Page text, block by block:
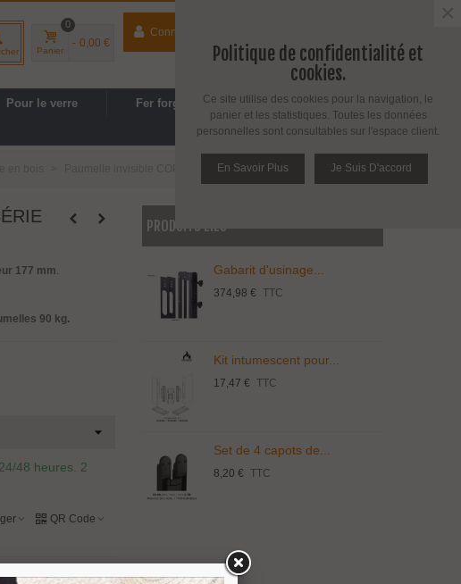
Panier
0
- 0,00 €
Connecter
Espace PRO / Avantages PRO
Pour le verre Fer forgé
Cuisine, SDB
Paumelle invisible COPLAN 3D série 175
177 mm.
90 kg.
48 heures. 2
QR Code
PRODUITS LIÉS
Gabarit d'usinage...
374,98 € TTC
Kit intumescent pour...
17,47 € TTC
Set de 4 capots de...
8,20 € TTC
Politique de confidentialité et
cookies.
Ce site utilise des cookies pour la navigation, le
panier et les statistiques. Toutes les données
personnelles sont consultables sur l'espace client.
En Savoir Plus Je Suis D'accord